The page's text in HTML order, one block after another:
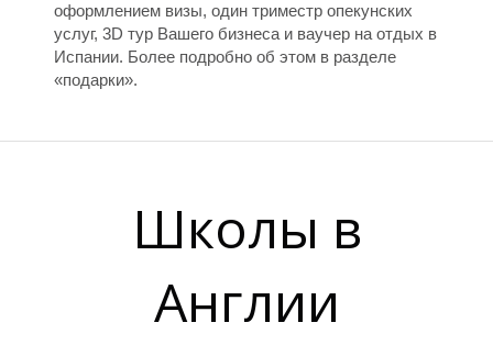
М
оформлением визы, один триместр опекунских
услуг, 3D тур Вашего бизнеса и ваучер на отдых в
Испании. Более подробно об этом в разделе
«подарки».
Школы в
Англии
М